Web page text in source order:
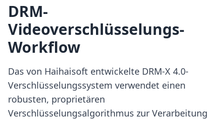
DRM-
Videoverschlüsselungs-
Workflow
Das von Haihaisoft entwickelte DRM-X 4.0-
Verschlüsselungssystem verwendet einen
robusten, proprietären
Verschlüsselungsalgorithmus zur Verarbeitung